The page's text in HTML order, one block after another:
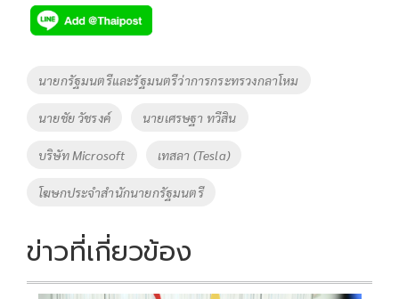
e
b
o
o
k
tt
er
p
y
Li
k
Tags
นายกรัฐมนตรีและรัฐมนตรีว่าการกระทรวงกลาโหม
นายชัย วัชรงค์ นายเศรษฐา ทวีสิน
บริษัท Microsoft เทสลา (Tesla)
โฆษกประจำสำนักนายกรัฐมนตรี
ข่าวที่เกี่ยวข้อง